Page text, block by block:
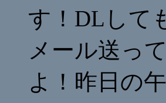
す！DLして
メール送っ
よ！昨日の